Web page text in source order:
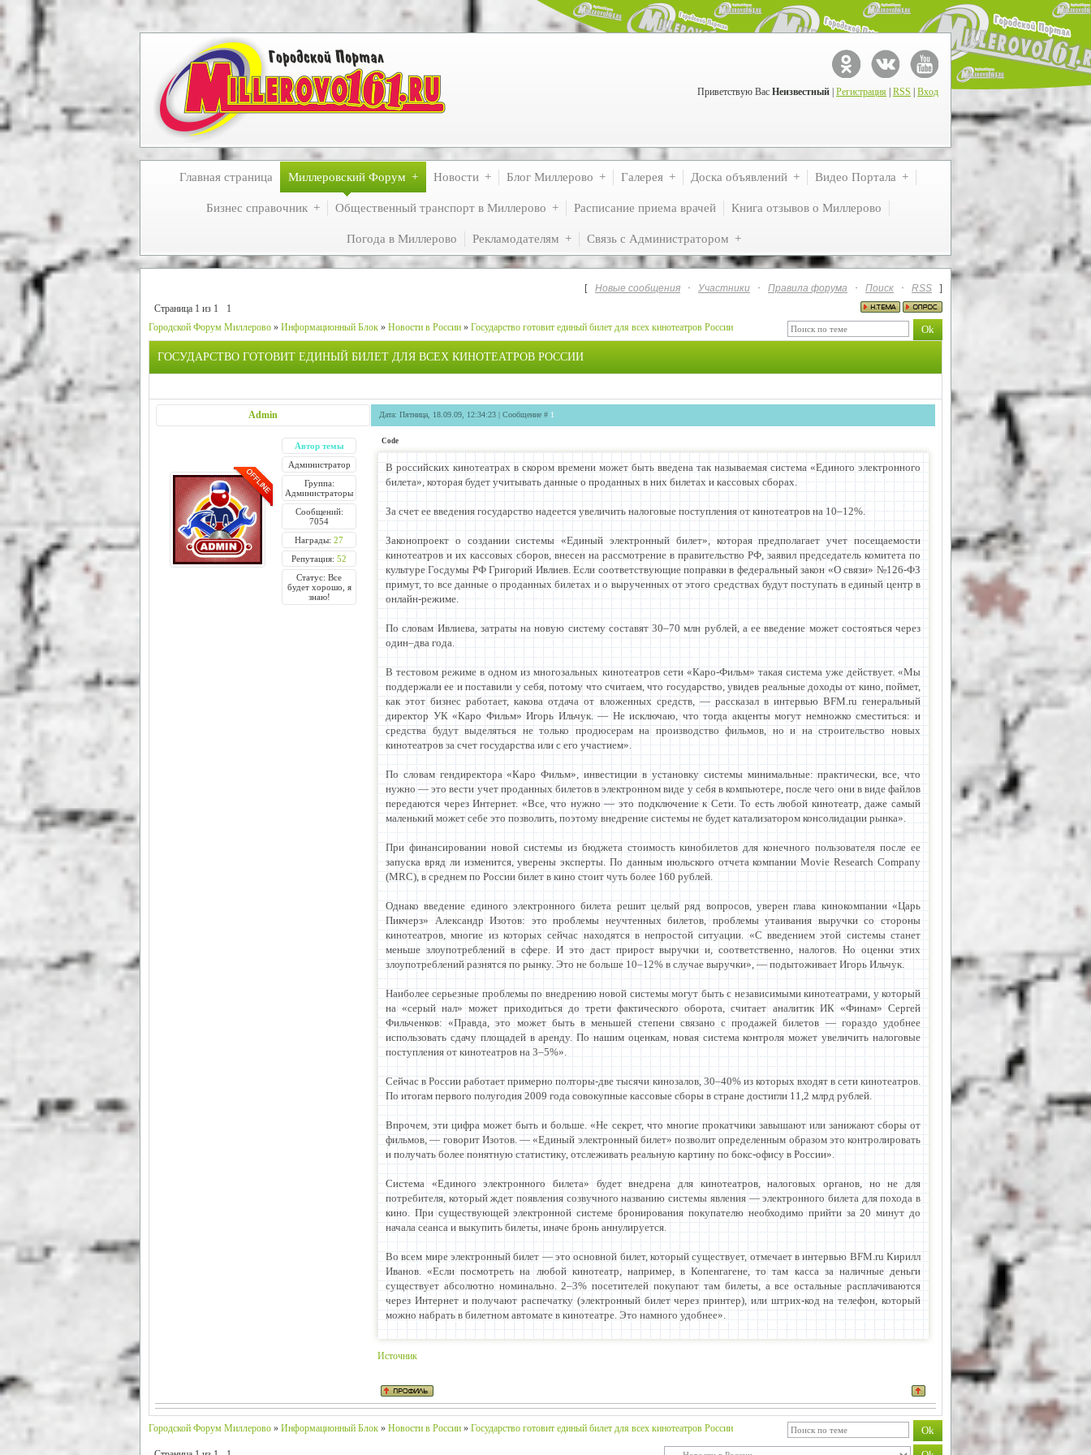
Приветствую Вас Неизвестный Регистрация RSS Вход
Главная страница Миллеровский Форум Новости Блог Миллерово Галерея Доска объявлений Видео Портала
Бизнес справочник Общественный транспорт в Миллерово Расписание приема врачей Книга отзывов о Миллерово
Погода в Миллерово Рекламодателям Связь с Администратором
[ Новые сообщения · Участники · Правила форума · Поиск · RSS
]
Страница 1 из 1
1
Городской Форум Миллерово » Информационный Блок » Новости в России » Государство готовит единый билет для всех кинотеатров России
ГОСУДАРСТВО ГОТОВИТ ЕДИНЫЙ БИЛЕТ ДЛЯ ВСЕХ КИНОТЕАТРОВ РОССИИ
Admin Дата: Пятница, 18.09.09, 12:34:23 | Сообщение # 1
Автор темы
Администратор
Группа:
Администраторы
Сообщений:
7054
Награды: 27
Репутация: 52
Статус: Все
будет хорошо, я
знаю!
Code
В российских кинотеатрах в скором времени может быть введена так называемая система «Единого электронного
билета», которая будет учитывать данные о проданных в них билетах и кассовых сборах.
За счет ее введения государство надеется увеличить налоговые поступления от кинотеатров на 10–12%.
Законопроект о создании системы «Единый электронный билет», которая предполагает учет посещаемости
кинотеатров и их кассовых сборов, внесен на рассмотрение в правительство РФ, заявил председатель комитета по
культуре Госдумы РФ Григорий Ивлиев. Если соответствующие поправки в федеральный закон «О связи» №126-ФЗ
примут, то все данные о проданных билетах и о вырученных от этого средствах будут поступать в единый центр в
онлайн-режиме.
По словам Ивлиева, затраты на новую систему составят 30–70 млн рублей, а ее введение может состояться через
один–два года.
В тестовом режиме в одном из многозальных кинотеатров сети «Каро-Фильм» такая система уже действует. «Мы
поддержали ее и поставили у себя, потому что считаем, что государство, увидев реальные доходы от кино, поймет,
как этот бизнес работает, какова отдача от вложенных средств, — рассказал в интервью BFM.ru генеральный
директор УК «Каро Фильм» Игорь Ильчук. — Не исключаю, что тогда акценты могут немножко сместиться: и
средства будут выделяться не только продюсерам на производство фильмов, но и на строительство новых
кинотеатров за счет государства или с его участием».
По словам гендиректора «Каро Фильм», инвестиции в установку системы минимальные: практически, все, что
нужно — это вести учет проданных билетов в электронном виде у себя в компьютере, после чего они в виде файлов
передаются через Интернет. «Все, что нужно — это подключение к Сети. То есть любой кинотеатр, даже самый
маленький может себе это позволить, поэтому внедрение системы не будет катализатором консолидации рынка».
При финансировании новой системы из бюджета стоимость кинобилетов для конечного пользователя после ее
запуска вряд ли изменится, уверены эксперты. По данным июльского отчета компании Movie Research Company
(MRC), в среднем по России билет в кино стоит чуть более 160 рублей.
Однако введение единого электронного билета решит целый ряд вопросов, уверен глава кинокомпании «Царь
Пикчерз» Александр Изотов: это проблемы неучтенных билетов, проблемы утаивания выручки со стороны
кинотеатров, многие из которых сейчас находятся в непростой ситуации. «С введением этой системы станет
меньше злоупотреблений в сфере. И это даст прирост выручки и, соответственно, налогов. Но оценки этих
злоупотреблений разнятся по рынку. Это не больше 10–12% в случае выручки», — подытоживает Игорь Ильчук.
Наиболее серьезные проблемы по внедрению новой системы могут быть с независимыми кинотеатрами, у который
на «серый нал» может приходиться до трети фактического оборота, считает аналитик ИК «Финам» Сергей
Фильченков: «Правда, это может быть в меньшей степени связано с продажей билетов — гораздо удобнее
использовать сдачу площадей в аренду. По нашим оценкам, новая система контроля может увеличить налоговые
поступления от кинотеатров на 3–5%».
Сейчас в России работает примерно полторы-две тысячи кинозалов, 30–40% из которых входят в сети кинотеатров.
По итогам первого полугодия 2009 года совокупные кассовые сборы в стране достигли 11,2 млрд рублей.
Впрочем, эти цифра может быть и больше. «Не секрет, что многие прокатчики завышают или занижают сборы от
фильмов, — говорит Изотов. — «Единый электронный билет» позволит определенным образом это контролировать
и получать более понятную статистику, отслеживать реальную картину по бокс-офису в России».
Система «Единого электронного билета» будет внедрена для кинотеатров, налоговых органов, но не для
потребителя, который ждет появления созвучного названию системы явления — электронного билета для похода в
кино. При существующей электронной системе бронирования покупателю необходимо прийти за 20 минут до
начала сеанса и выкупить билеты, иначе бронь аннулируется.
Во всем мире электронный билет — это основной билет, который существует, отмечает в интервью BFM.ru Кирилл
Иванов. «Если посмотреть на любой кинотеатр, например, в Копенгагене, то там касса за наличные деньги
существует абсолютно номинально. 2–3% посетителей покупают там билеты, а все остальные расплачиваются
через Интернет и получают распечатку (электронный билет через принтер), или штрих-код на телефон, который
можно набрать в билетном автомате в кинотеатре. Это намного удобнее».
Источник
Городской Форум Миллерово » Информационный Блок » Новости в России » Государство готовит единый билет для всех кинотеатров России